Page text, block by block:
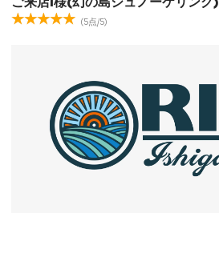
(5点/5)